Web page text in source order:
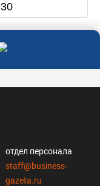
30
отдел персонала
staff@business-
gazeta.ru